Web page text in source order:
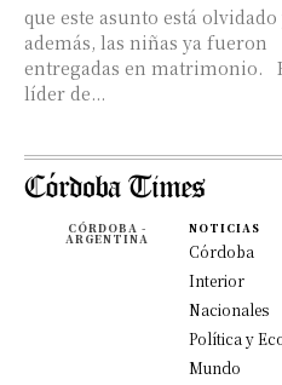
que este asunto está olvidado
además, las niñas ya fueron
entregadas en matrimonio.
líder de...
CÓRDOBA -
ARGENTINA
NOTICIAS
Córdoba
Interior
Nacionales
Política y
Mundo